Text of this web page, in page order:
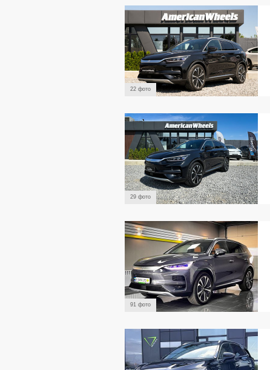
22 фото
29 фото
91 фото